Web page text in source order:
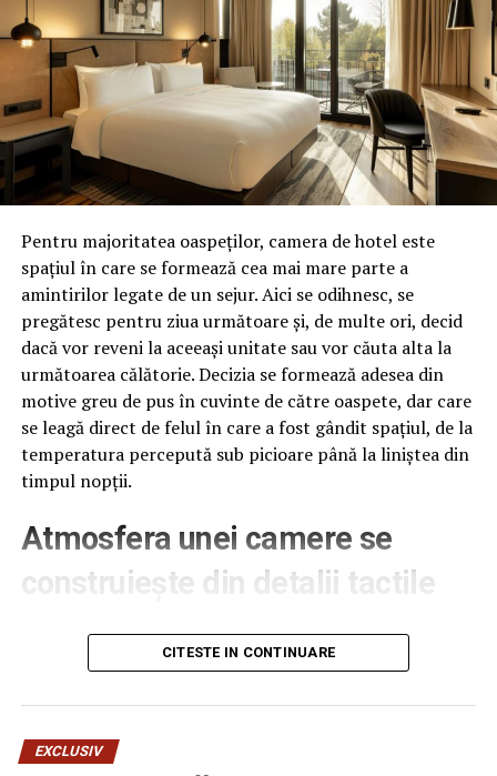
Pentru majoritatea oaspeților, camera de hotel este
spațiul în care se formează cea mai mare parte a
amintirilor legate de un sejur. Aici se odihnesc, se
pregătesc pentru ziua următoare și, de multe ori, decid
dacă vor reveni la aceeași unitate sau vor căuta alta la
următoarea călătorie. Decizia se formează adesea din
motive greu de pus în cuvinte de către oaspete, dar care
se leagă direct de felul în care a fost gândit spațiul, de la
temperatura percepută sub picioare până la liniștea din
timpul nopții.
Atmosfera unei camere se
construiește din detalii tactile
Contactul direct cu pardoseala este una dintre primele
senzații fizice pe care le are un oaspete atunci când
pe drum, seara târziu. Textura și moliciunea potrivite,
oferite democheta hotel
care este percepută o cameră, chiar dacă restul
CITESTE IN CONTINUARE
EXCLUSIV